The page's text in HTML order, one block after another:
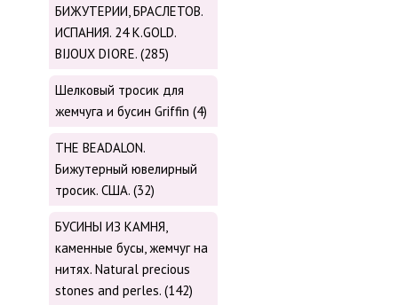
БИЖУТЕРИИ, БРАСЛЕТОВ.
ИСПАНИЯ. 24 K.GOLD.
BIJOUX DIORE. (285)
Шелковый тросик для
жемчуга и бусин Griffin (4)
THE BEADALON.
Бижутерный ювелирный
тросик. США. (32)
БУСИНЫ ИЗ КАМНЯ,
каменные бусы, жемчуг на
нитях. Natural precious
stones and perles. (142)